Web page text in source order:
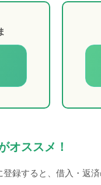
オススメ！
録すると、借入・返